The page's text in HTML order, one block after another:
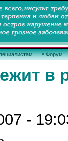
Форум
в
-